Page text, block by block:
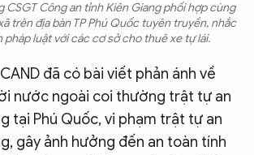
CSGT Công an tỉnh Kiên Giang phối hợp cùng
trên địa bàn TP Phú Quốc tuyên truyền, nhắc
pháp luật với các cơ sở cho thuê xe tự lái.
đã có bài viết phản ánh về
nước ngoài coi thường trật tự an
tại Phú Quốc, vi phạm trật tự an
gây ảnh hưởng đến an toàn tính